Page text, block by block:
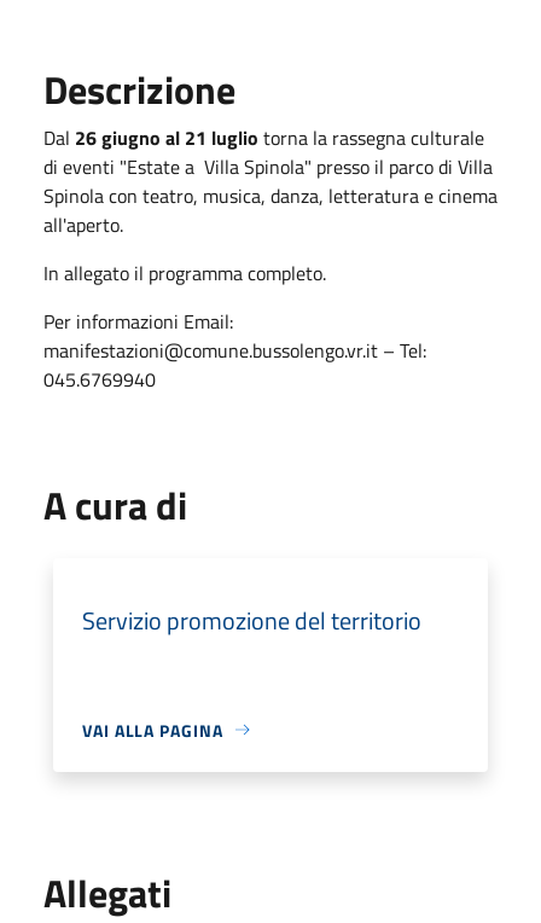
Descrizione
Dal 26 giugno al 21 luglio torna la rassegna culturale
di eventi "Estate a Villa Spinola" presso il parco di Villa
Spinola con teatro, musica, danza, letteratura e cinema
all'aperto.
In allegato il programma completo.
Per informazioni Email:
manifestazioni@comune.bussolengo.vr.it – Tel:
045.6769940
A cura di
Servizio promozione del territorio
VAI ALLA PAGINA
Allegati